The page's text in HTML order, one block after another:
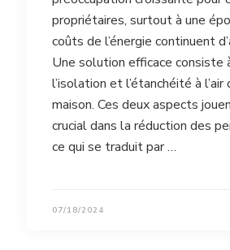
propriétaires, surtout à une
coûts de l’énergie continuent
Une solution efficace consiste
l’isolation et l’étanchéité à
maison. Ces deux aspects
crucial dans la réduction des
ce qui se traduit par …
07/18/2024